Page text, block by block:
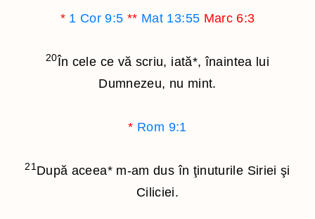
* 1 Cor 9:5 ** Mat 13:55 Marc 6:3
20În cele ce vă scriu, iată*, înaintea lui
Dumnezeu, nu mint.
* Rom 9:1
21După aceea*m-am dus în ţinuturile Siriei şi
Ciliciei.